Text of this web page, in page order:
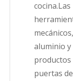
aluminio y
productos
puertas